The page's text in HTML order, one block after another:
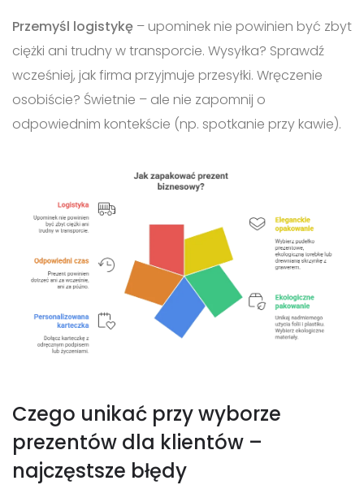
Przemyśl logistykę – upominek nie powinien być zbyt
ciężki ani trudny w transporcie. Wysyłka? Sprawdź
wcześniej, jak firma przyjmuje przesyłki. Wręczenie
osobiście? Świetnie – ale nie zapomnij o
odpowiednim kontekście (np. spotkanie przy kawie).
Czego unikać przy wyborze
prezentów dla klientów –
najczęstsze błędy